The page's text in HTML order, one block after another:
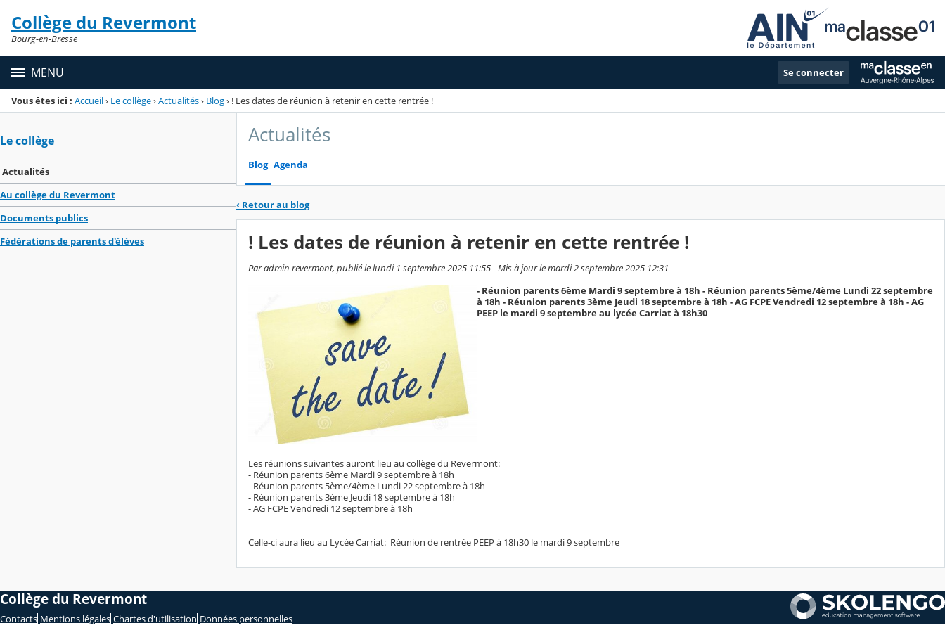
Menu de la rubrique
Contenu
Collège du Revermont
Bourg-en-Bresse
MENU Se connecter
Vous êtes ici : Accueil› Le collège›Actualités› Blog› ! Les dates de réunion à retenir en cette rentrée !
Le collège
Actualités
Au collège du Revermont
Documents publics
Fédérations de parents d'élèves
Actualités
Blog Agenda
‹ Retour au blog
! Les dates de réunion à retenir en cette rentrée !
Par admin revermont, publié le lundi 1 septembre 2025 11:55 - Mis à jour le mardi 2 septembre 2025 12:31
- Réunion parents 6ème Mardi 9 septembre à 18h - Réunion parents 5ème/4ème Lundi 22 septembre
à 18h - Réunion parents 3ème Jeudi 18 septembre à 18h - AG FCPE Vendredi 12 septembre à 18h - AG
PEEP le mardi 9 septembre au lycée Carriat à 18h30
Les réunions suivantes auront lieu au collège du Revermont:
- Réunion parents 6ème Mardi 9 septembre à 18h
- Réunion parents 5ème/4ème Lundi 22 septembre à 18h
- Réunion parents 3ème Jeudi 18 septembre à 18h
- AG FCPE Vendredi 12 septembre à 18h
Celle-ci aura lieu au Lycée Carriat: Réunion de rentrée PEEP à 18h30 le mardi 9 septembre
Collège du Revermont
Contacts Mentions légales Chartes d'utilisation Données personnelles